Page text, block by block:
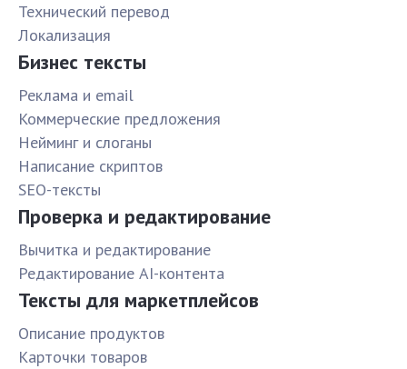
Технический перевод
Локализация
Бизнес тексты
Реклама и email
Коммерческие предложения
Нейминг и слоганы
Написание скриптов
SEO-тексты
Проверка и редактирование
Вычитка и редактирование
Редактирование AI-контента
Тексты для маркетплейсов
Описание продуктов
Карточки товаров